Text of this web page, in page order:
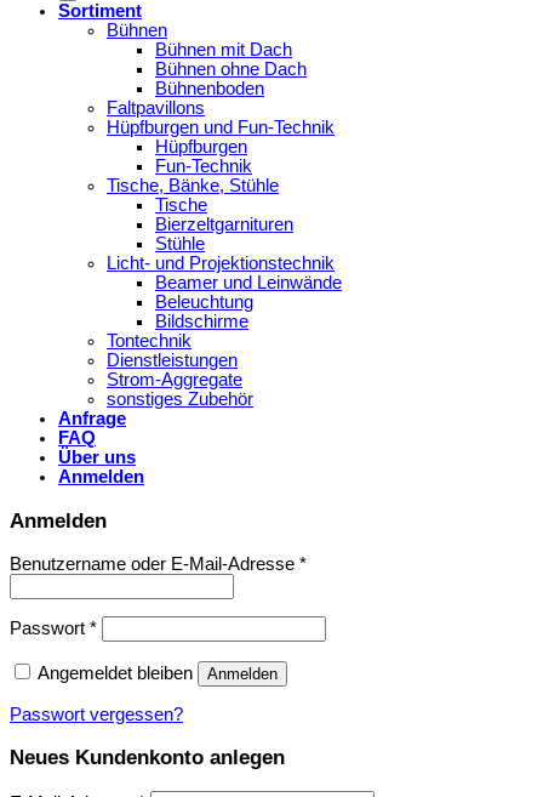
Sortiment
Bühnen
Bühnen mit Dach
Bühnen ohne Dach
Bühnenboden
Faltpavillons
Hüpfburgen und Fun-Technik
Hüpfburgen
Fun-Technik
Tische, Bänke, Stühle
Tische
Bierzeltgarnituren
Stühle
Licht- und Projektionstechnik
Beamer und Leinwände
Beleuchtung
Bildschirme
Tontechnik
Dienstleistungen
Strom-Aggregate
sonstiges Zubehör
Anfrage
FAQ
Über uns
Anmelden
Anmelden
Benutzername oder E-Mail-Adresse *
Passwort *
Angemeldet bleiben Anmelden
Passwort vergessen?
Neues Kundenkonto anlegen